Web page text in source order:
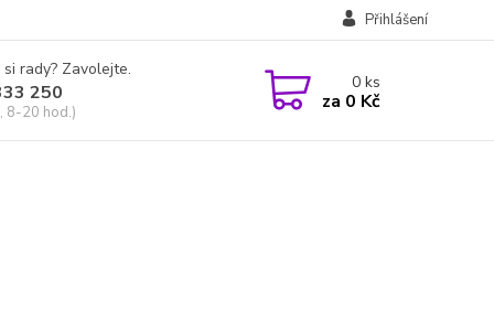
Přihlášení
rady? Zavolejte.
250
8-20 hod.)
0ks
za 0 Kč